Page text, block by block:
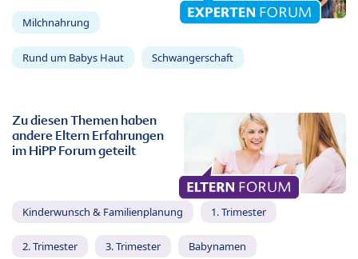
Milchnahrung
Rund um Babys Haut Schwangerschaft
Zu diesen Themen haben
andere Eltern Erfahrungen
im HiPP Forum geteilt
Kinderwunsch & Familienplanung 1. Trimester
2. Trimester 3. Trimester Babynamen